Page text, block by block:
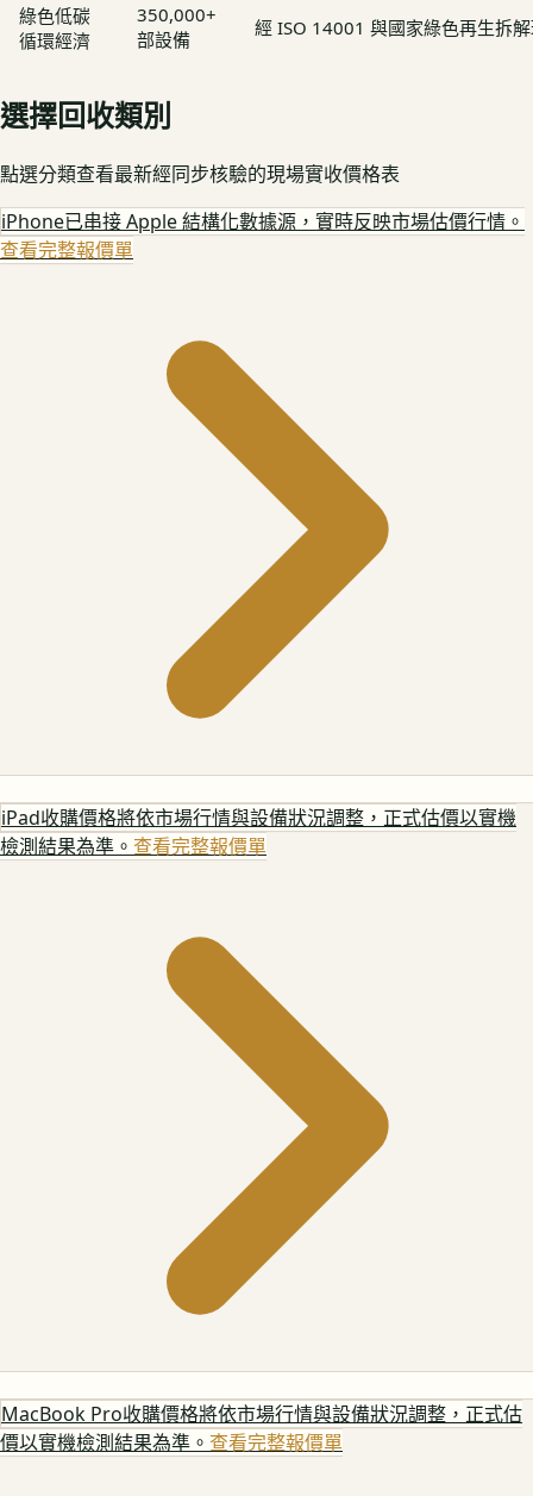
綠色低碳
循環經濟
350,000+
部設備
經 ISO 14001 與國家綠色再生拆
選擇回收類別
點選分類查看最新經同步核驗的現場實收價格表
iPhone已串接 Apple 結構化數據源，實時反映市場估價行情。
查看完整報價單
iPad收購價格將依市場行情與設備狀況調整，正式估價以實機
檢測結果為準。 查看完整報價單
MacBook Pro收購價格將依市場行情與設備狀況調整，正式估
價以實機檢測結果為準。 查看完整報價單